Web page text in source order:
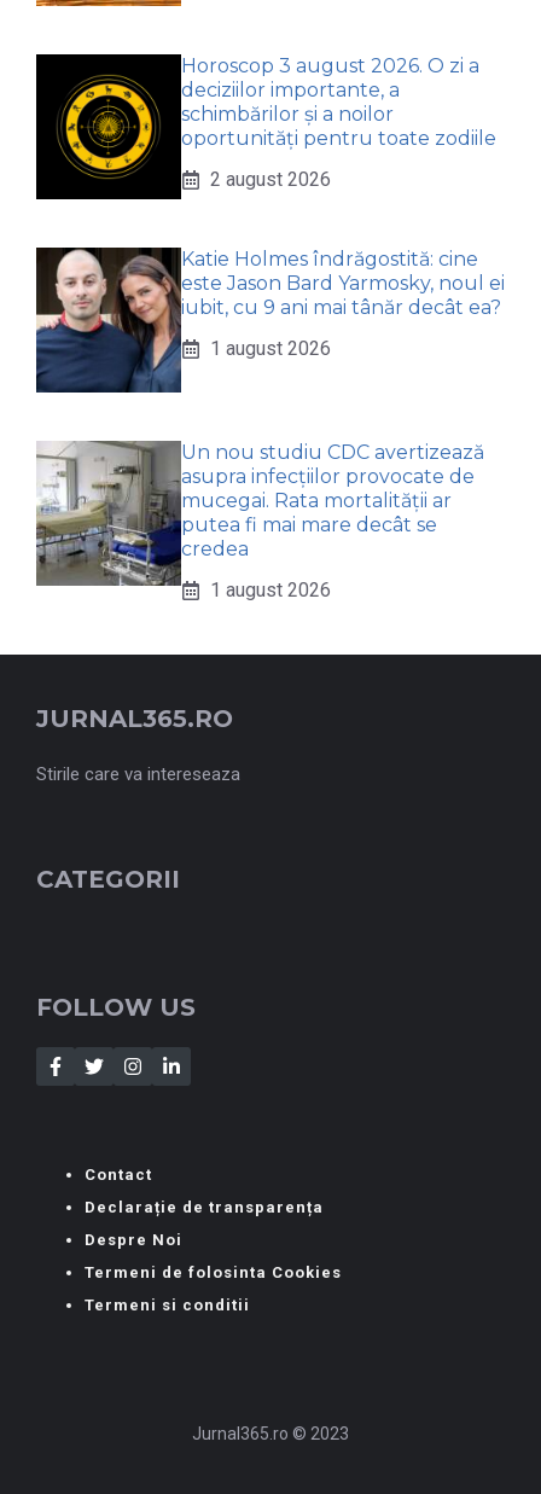
Horoscop 3 august 2026. O zi a
deciziilor importante, a
schimbărilor și a noilor
oportunități pentru toate zodiile
2 august 2026
Katie Holmes îndrăgostită: cine
este Jason Bard Yarmosky, noul ei
iubit, cu 9 ani mai tânăr decât ea?
1 august 2026
Un nou studiu CDC avertizează
asupra infecțiilor provocate de
mucegai. Rata mortalității ar
putea fi mai mare decât se
credea
1 august 2026
JURNAL365.RO
Stirile care va intereseaza
CATEGORII
FOLLOW US
Contact
Declarație de transparența
Despre Noi
Termeni de folosinta Cookies
Termeni si conditii
Jurnal365.ro © 2023